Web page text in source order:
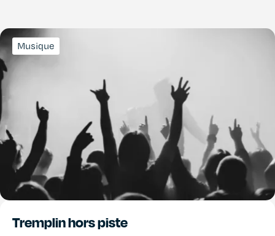
Musique
Tremplin hors piste